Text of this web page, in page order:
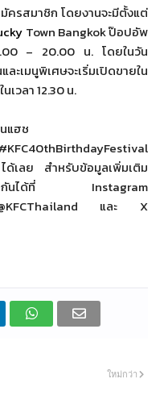
ครสมาชิก โดยงานจะมีตั้งแต่
Town Bangkokป๊อปอัพ
– 20.00 น. โดยในวัน
ละเมนูพิเศษจะเริ่มเปิดขายใน
เวลา12.30น.
แฮช
40thBirthdayFestival
ได้เลย สำหรับข้อมูลเพิ่มเติม
อกันได้ที่ Instagram
และ X
ใหม่กว่า